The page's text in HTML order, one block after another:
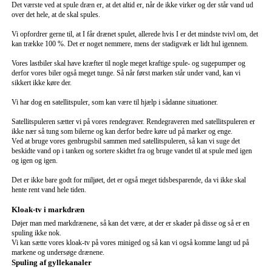
Det værste ved at spule dræn er, at det altid er, når de ikke virker og der står vand ud
over det hele, at de skal spules.
Vi opfordrer gerne til, at I får drænet spulet, allerede hvis I er det mindste tvivl om, det
kan trække 100 %. Det er noget nemmere, mens der stadigvæk er lidt hul igennem.
Vores lastbiler skal have kræfter til nogle meget kraftige spule- og sugepumper og
derfor vores biler også meget tunge. Så når først marken står under vand, kan vi
sikkert ikke køre der.
Vi har dog en satellitspuler, som kan være til hjælp i sådanne situationer.
Satellitspuleren sætter vi på vores rendegraver. Rendegraveren med satellitspuleren er
ikke nær så tung som bilerne og kan derfor bedre køre ud på marker og enge.
Ved at bruge vores genbrugsbil sammen med satellitspuleren, så kan vi suge det
beskidte vand op i tanken og sortere skidtet fra og bruge vandet til at spule med igen
og igen og igen.
Det er ikke bare godt for miljøet, det er også meget tidsbesparende, da vi ikke skal
hente rent vand hele tiden.
Kloak-tv i markdræn
Døjer man med markdrænene, så kan det være, at der er skader på disse og så er en
spuling ikke nok.
Vi kan sætte vores kloak-tv på vores miniged og så kan vi også komme langt ud på
markene og undersøge drænene.
Spuling af gyllekanaler